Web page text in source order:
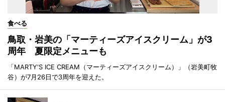
食べる
鳥取・岩美の「マーティーズアイスクリーム」が3
周年 夏限定メニューも
「MARTY'S ICE CREAM（マーティーズアイスクリーム）」（岩美町牧
谷）が7月26日で3周年を迎えた。